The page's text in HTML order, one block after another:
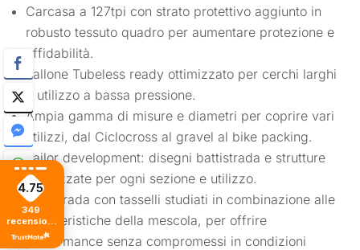
Carcasa a 127tpi con strato protettivo aggiunto in
robusto tessuto quadro per aumentare protezione e
affidabilità.
Tallone Tubeless ready ottimizzato per cerchi larghi
e utilizzo a bassa pressione.
Ampia gamma di misure e diametri per coprire vari
utilizzi, dal Ciclocross al gravel al bike packing.
Tailor development: disegni battistrada e strutture
ottimizzate per ogni sezione e utilizzo.
Battistrada con tasselli studiati in combinazione alle
caratteristiche della mescola, per offrire
performance senza compromessi in condizioni
4.75
349
recensioni
di tutti i